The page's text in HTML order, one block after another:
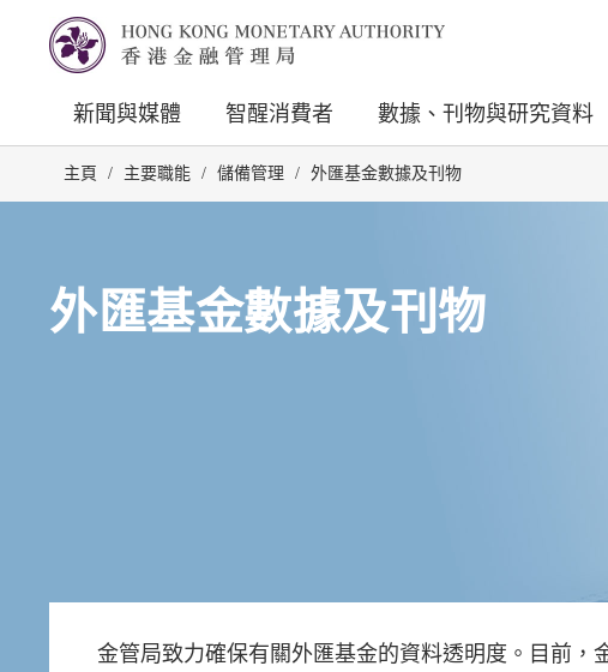
新聞與媒體 智醒消費者 數據、刊物與研究資料
主頁 / 主要職能 / 儲備管理 / 外匯基金數據及刊物
外匯基金數據及刊物
金管局致力確保有關外匯基金的資料透明度。目前